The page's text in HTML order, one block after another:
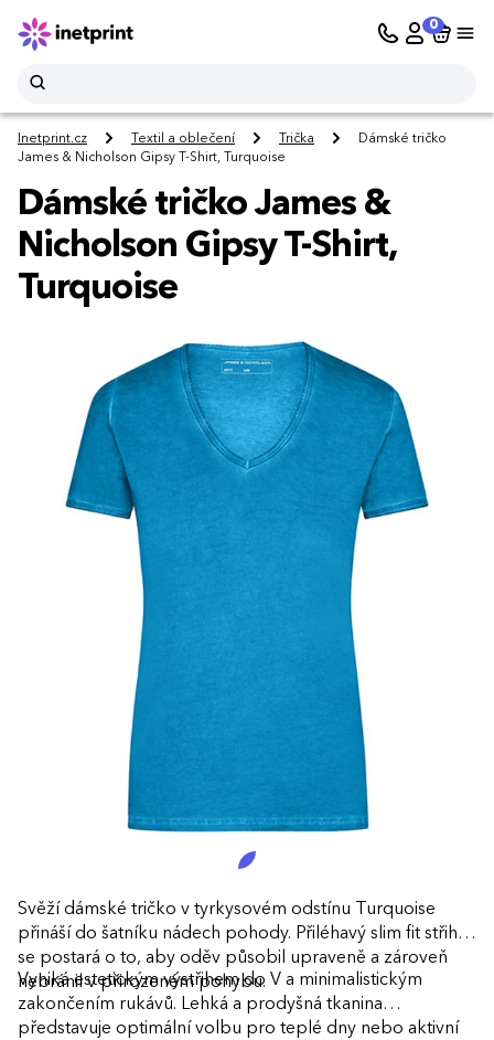
0
Inetprint.cz Textil a oblečení Trička
Dámské tričko
James & Nicholson Gipsy T-Shirt, Turquoise
Dámské tričko James &
Nicholson Gipsy T-Shirt,
Turquoise
Svěží dámské tričko v tyrkysovém odstínu Turquoise
přináší do šatníku nádech pohody. Přiléhavý slim fit střih
se postará o to, aby oděv působil upraveně a zároveň
nebránil v přirozeném pohybu.
Vyniká estetickým výstřihem do V a minimalistickým
zakončením rukávů. Lehká a prodyšná tkanina
představuje optimální volbu pro teplé dny nebo aktivní